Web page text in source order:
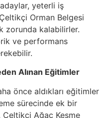
yeterli iş
Orman Belgesi
zorunda kalabilirler.
ve performans
Alınan Eğitimler
önce aldıkları eğitimler
sürecinde ek bir
Ağaç Kesme